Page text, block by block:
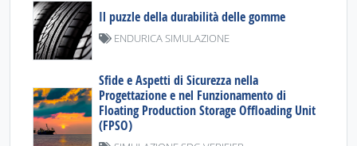
Il puzzle della durabilità delle gomme
ENDURICA SIMULAZIONE
Sfide e Aspetti di Sicurezza nella
Progettazione e nel Funzionamento di
Floating Production Storage Offloading Unit
(FPSO)